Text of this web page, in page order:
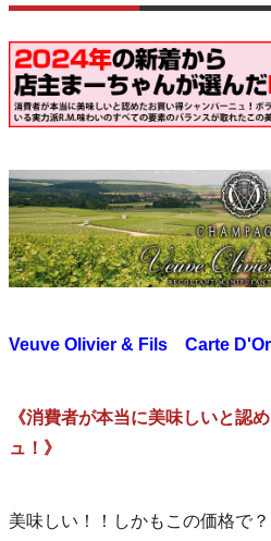
Veuve Olivier & Fils Carte
《消費者が本当に美味しいと認
ュ！》
美味しい！！しかもこの価格で